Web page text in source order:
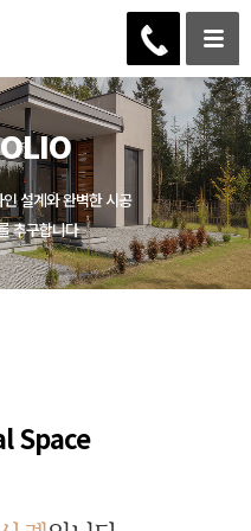
설계와 완벽한 시공
추구합니다
Space